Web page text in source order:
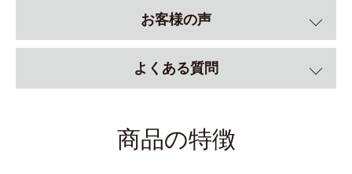
お客様の声
よくある質問
商品の特徴